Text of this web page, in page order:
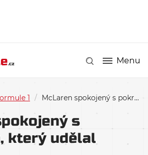
Menu
1 / McLaren spokojený s pokrokem, který udělal
s
který udělal